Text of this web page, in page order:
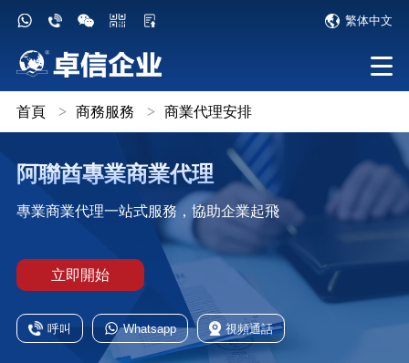
繁体中文
首頁 > 商務服務 > 商業代理安排
阿聯酋專業商業代理
專業商業代理一站式服務，協助企業起飛
立即開始
呼叫 Whatsapp 視頻通話